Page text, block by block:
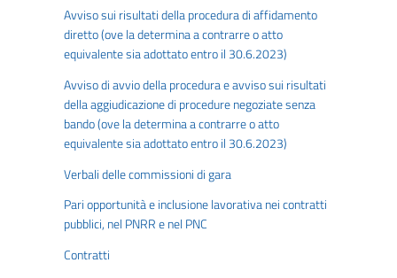
Avviso sui risultati della procedura di affidamento
diretto (ove la determina a contrarre o atto
equivalente sia adottato entro il 30.6.2023)
Avviso di avvio della procedura e avviso sui risultati
della aggiudicazione di procedure negoziate senza
bando (ove la determina a contrarre o atto
equivalente sia adottato entro il 30.6.2023)
Verbali delle commissioni di gara
Pari opportunità e inclusione lavorativa nei contratti
pubblici, nel PNRR e nel PNC
Contratti